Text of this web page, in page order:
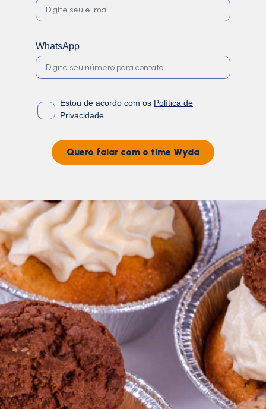
WhatsApp
Estou de acordo com os Política de
Privacidade
Quero falar com o time Wyda